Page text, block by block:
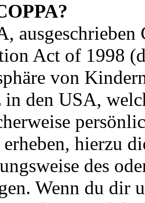
Act of 1998
von
in den USA,
erheben, hierzu
des
Wenn du dir